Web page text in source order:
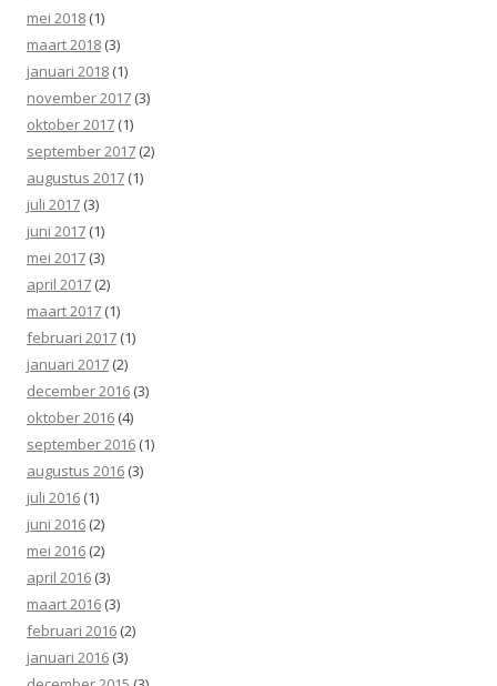
mei 2018 (1)
maart 2018 (3)
januari 2018 (1)
november 2017 (3)
oktober 2017 (1)
september 2017 (2)
augustus 2017 (1)
juli 2017 (3)
juni 2017 (1)
mei 2017 (3)
april 2017 (2)
maart 2017 (1)
februari 2017 (1)
januari 2017 (2)
december 2016 (3)
oktober 2016 (4)
september 2016 (1)
augustus 2016 (3)
juli 2016 (1)
juni 2016 (2)
mei 2016 (2)
april 2016 (3)
maart 2016 (3)
februari 2016 (2)
januari 2016 (3)